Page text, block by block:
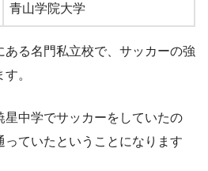
青山学院大学
ある名門私立校で、サッカーの強
。
星中学でサッカーをしていたの
っていたということになります